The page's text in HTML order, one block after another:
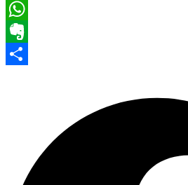
Pinterest
WhatsApp
Evernote